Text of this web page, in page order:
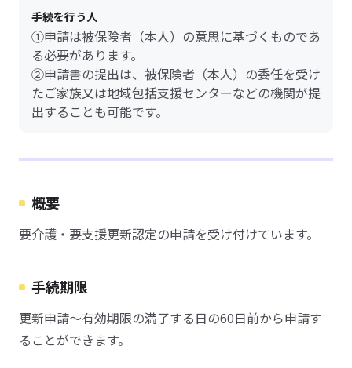
手続を行う人
①申請は被保険者（本人）の意思に基づくものであ
る必要があります。
②申請書の提出は、被保険者（本人）の委任を受け
たご家族又は地域包括支援センターなどの機関が提
出することも可能です。
概要
要介護・要支援更新認定の申請を受け付けています。
手続期限
更新申請～有効期限の満了する日の60日前から申請す
ることができます。